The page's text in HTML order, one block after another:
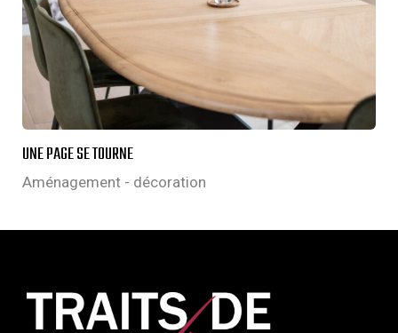
UNE PAGE SE TOURNE
Aménagement - décoration